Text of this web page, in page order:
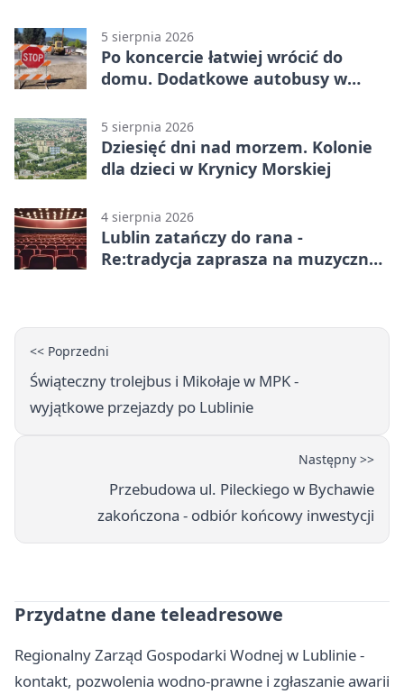
5 sierpnia 2026
Po koncercie łatwiej wrócić do
domu. Dodatkowe autobusy w
5 sierpnia 2026
Dziesięć dni nad morzem. Kolonie
dla dzieci w Krynicy Morskiej
4 sierpnia 2026
Lublin zatańczy do rana -
Re:tradycja zaprasza na muzyczną
<< Poprzedni
Świąteczny trolejbus i Mikołaje w MPK -
wyjątkowe przejazdy po Lublinie
Następny >>
Przebudowa ul. Pileckiego w Bychawie
zakończona - odbiór końcowy inwestycji
Przydatne dane teleadresowe
Regionalny Zarząd Gospodarki Wodnej w Lublinie -
kontakt, pozwolenia wodno-prawne i zgłaszanie awarii